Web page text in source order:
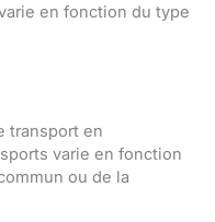
en fonction du type
transport en
varie en fonction
ou de la